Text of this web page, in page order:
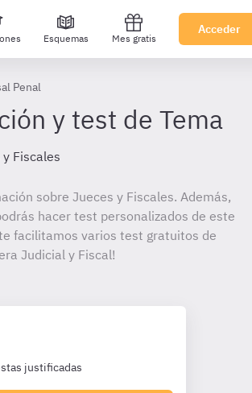
Esquemas Mes gratis
Acceder
Penal
y test de Tema
Fiscales
sobre Jueces y Fiscales. Además,
hacer test personalizados de este
facilitamos varios test gratuitos de
Judicial y Fiscal!
justificadas